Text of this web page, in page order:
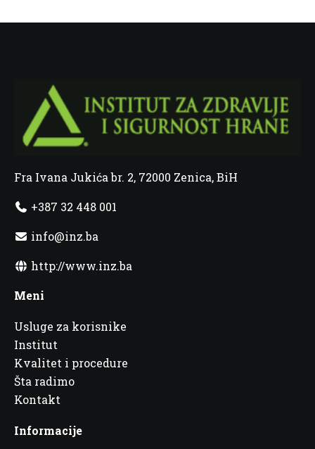
Fra Ivana Jukića br. 2, 72000 Zenica, BiH
+387 32 448 001
info@inz.ba
http://www.inz.ba
Meni
Usluge za korisnike
Institut
Kvalitet i procedure
Šta radimo
Kontakt
Informacije